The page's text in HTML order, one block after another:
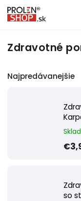
Zdravotné
Najpredávanejšie
so